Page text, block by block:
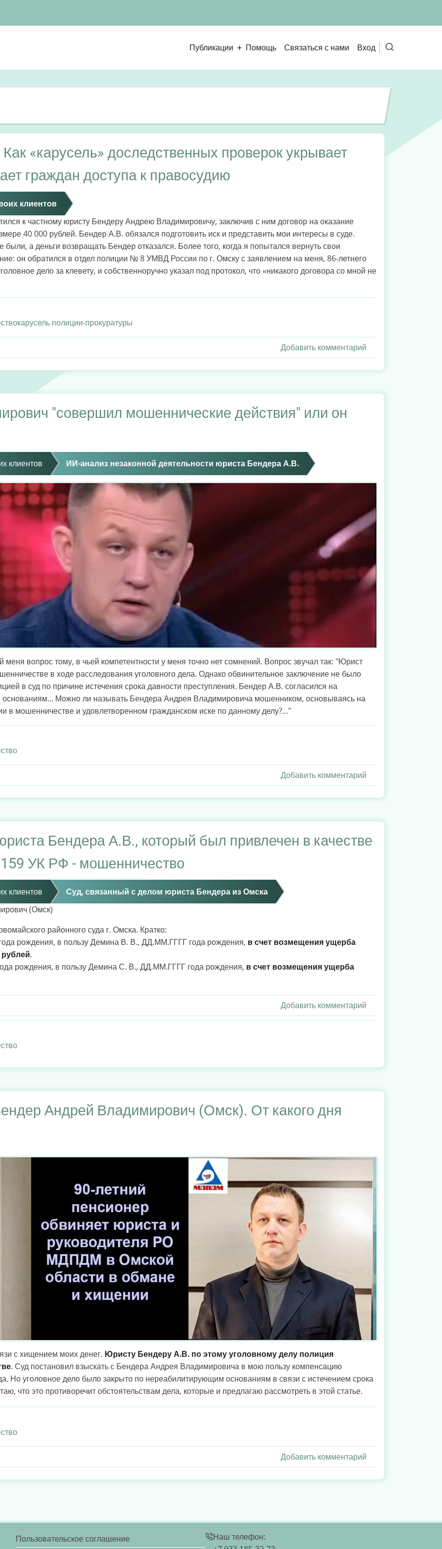
Публикации Помощь Связаться с нами
записи
Вход
«карусель» доследственных проверок укрывает
граждан доступа к правосудию
клиентов
к частному юристу Бендеру Андрею Владимировичу, заключив с ним договор на оказание
40 000 рублей. Бендер А.В. обязался подготовить иск и представить мои интересы в суде.
а деньги возвращать Бендер отказался. Более того, когда я попытался вернуть свои
он обратился в отдел полиции № 8 УМВД России по г. Омску с заявлением на меня, 86-летнего
дело за клевету, и собственноручно указал под протокол, что «никакого договора со мной не
карусель полиции-прокуратуры
Добавить комментарий
"совершил мошеннические действия" или он
клиентов ИИ-анализ незаконной деятельности юриста Бендера А.В.
вопрос тому, в чьей компетентности у меня точно нет сомнений. Вопрос звучал так: "Юрист
в ходе расследования уголовного дела. Однако обвинительное заключение не было
в суд по причине истечения срока давности преступления. Бендер А.В. согласился на
Можно ли называть Бендера Андрея Владимировича мошенником, основываясь на
в мошенничестве и удовлетворенном гражданском иске по данному делу?..."
Добавить комментарий
Бендера А.В., который был привлечен в качестве
УК РФ - мошенничество
клиентов
Суд, связанный с делом юриста Бендера из Омска
(Омск)
районного суда г. Омска. Кратко:
рождения, в пользу Демина В. В., ДД.ММ.ГГГГ года рождения, в счет возмещения ущерба
.
рождения, в пользу Демина С. В., ДД.ММ.ГГГГ года рождения, в счет возмещения ущерба
Добавить комментарий
Андрей Владимирович (Омск). От какого дня
с хищением моих денег. Юристу Бендеру А.В. по этому уголовному делу полиция
. Суд постановил взыскать с Бендера Андрея Владимировича в мою пользу компенсацию
Но уголовное дело было закрыто по нереабилитирующим основаниям в связи с истечением срока
что это противоречит обстоятельствам дела, которые и предлагаю рассмотреть в этой статье.
Добавить комментарий
Пользовательское соглашение
Наш телефон: